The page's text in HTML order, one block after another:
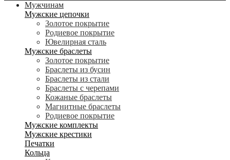
Мужчинам
Мужские цепочки
Золотое покрытие
Родиевое покрытие
Ювелирная сталь
Мужские браслеты
Золотое покрытие
Браслеты из бусин
Браслеты из стали
Браслеты с черепами
Кожаные браслеты
Магнитные браслеты
Родиевое покрытие
Мужские комплекты
Мужские крестики
Печатки
Кольца